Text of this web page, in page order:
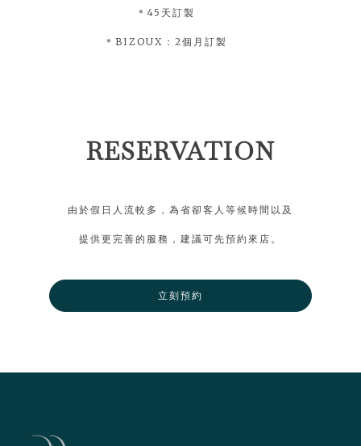
＊45天訂製
＊BIZOUX：2個月訂製
RESERVATION
由於假日人流較多，為省卻客人等候時間以及
提供更完善的服務，建議可先預約來店。
立刻預約